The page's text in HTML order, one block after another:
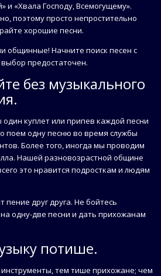
и «Хвала Господу, Всемогущему».
поэтому просто непростительно
хорошие песни.
общинные! Начните поиск песен с
предостаточен.
без музыкального
куплет или припев каждой песни
поем одну песню во время службы
Более того, иногда мы проводим
Нашей разновозрастной общине
это нравится подросткам и людям
друг друга. Не бойтесь
одну-две песни и дать прихожанам
потише.
тем тише прихожане; чем